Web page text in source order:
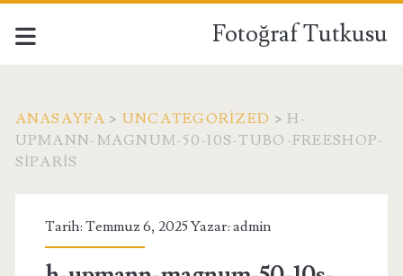
Fotoğraf Tutkusu
ANASAYFA > UNCATEGORIZED > H-
UPMANN-MAGNUM-50-10S-TUBO-FREESHOP-
SIPARIS
Tarih: Temmuz 6, 2025 Yazar: admin